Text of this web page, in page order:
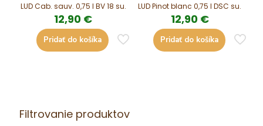
LUD Cab. sauv. 0,75 l BV 18 su.
12,90 €
Pridať do košíka
LUD Pinot blanc 0,75 l DSC su.
12,90 €
Pridať do košíka
Filtrovanie produktov